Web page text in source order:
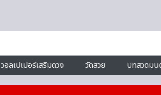
วอลเปเปอร์เสริมดวง วัดสวย บทสวดมน